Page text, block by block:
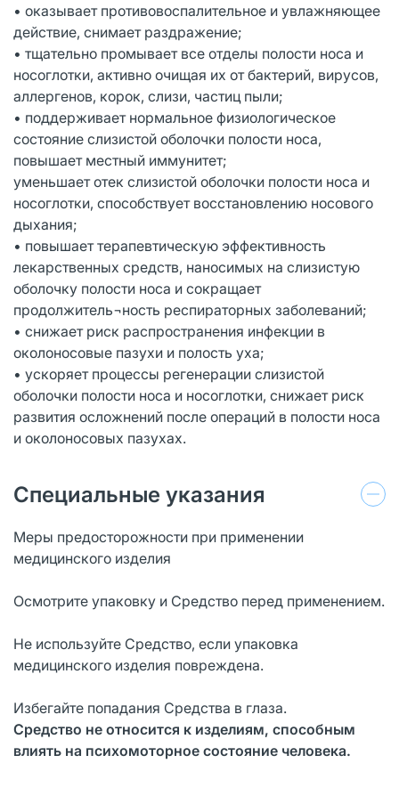
• оказывает противовоспалительное и увлажняющее
действие, снимает раздражение;
• тщательно промывает все отделы полости носа и
носоглотки, активно очищая их от бактерий, вирусов,
аллергенов, корок, слизи, частиц пыли;
• поддерживает нормальное физиологическое
состояние слизистой оболочки полости носа,
повышает местный иммунитет;
уменьшает отек слизистой оболочки полости носа и
носоглотки, способствует восстановлению носового
дыхания;
• повышает терапевтическую эффективность
лекарственных средств, наносимых на слизистую
оболочку полости носа и сокращает
продолжитель¬ность респираторных заболеваний;
• снижает риск распространения инфекции в
околоносовые пазухи и полость уха;
• ускоряет процессы регенерации слизистой
оболочки полости носа и носоглотки, снижает риск
развития осложнений после операций в полости носа
и околоносовых пазухах.
Специальные указания
Меры предосторожности при применении
медицинского изделия
Осмотрите упаковку и Средство перед применением.
Не используйте Средство, если упаковка
медицинского изделия повреждена.
Избегайте попадания Средства в глаза.
Средство не относится к изделиям, способным
влиять на психомоторное состояние человека.